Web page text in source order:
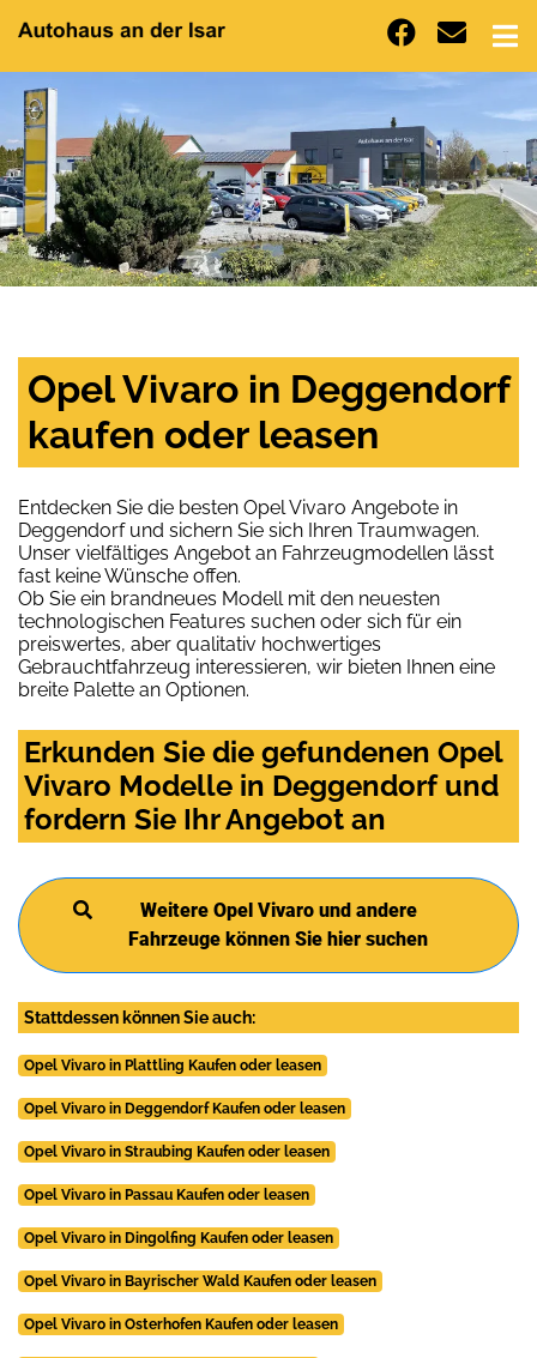
Opel Vivaro in Deggendorf
kaufen oder leasen
Entdecken Sie die besten Opel Vivaro Angebote in
Deggendorf und sichern Sie sich Ihren Traumwagen.
Unser vielfältiges Angebot an Fahrzeugmodellen lässt
fast keine Wünsche offen.
Ob Sie ein brandneues Modell mit den neuesten
technologischen Features suchen oder sich für ein
preiswertes, aber qualitativ hochwertiges
Gebrauchtfahrzeug interessieren, wir bieten Ihnen eine
breite Palette an Optionen.
Erkunden Sie die gefundenen Opel
Vivaro Modelle in Deggendorf und
fordern Sie Ihr Angebot an
Weitere Opel Vivaro und andere
Fahrzeuge können Sie hier suchen
Stattdessen können Sie auch:
Opel Vivaro in Plattling Kaufen oder leasen
Opel Vivaro in Deggendorf Kaufen oder leasen
Opel Vivaro in Straubing Kaufen oder leasen
Opel Vivaro in Passau Kaufen oder leasen
Opel Vivaro in Dingolfing Kaufen oder leasen
Opel Vivaro in Bayrischer Wald Kaufen oder leasen
Opel Vivaro in Osterhofen Kaufen oder leasen